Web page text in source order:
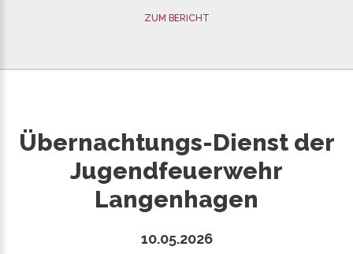
ZUM BERICHT
Übernachtungs-Dienst der
Jugendfeuerwehr
Langenhagen
10.05.2026